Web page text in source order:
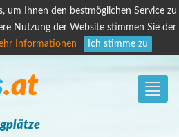
um Ihnen den bestmöglichen Service zu
Nutzung der Website stimmen Sie der
Informationen Ich stimme zu
Toggle
.at